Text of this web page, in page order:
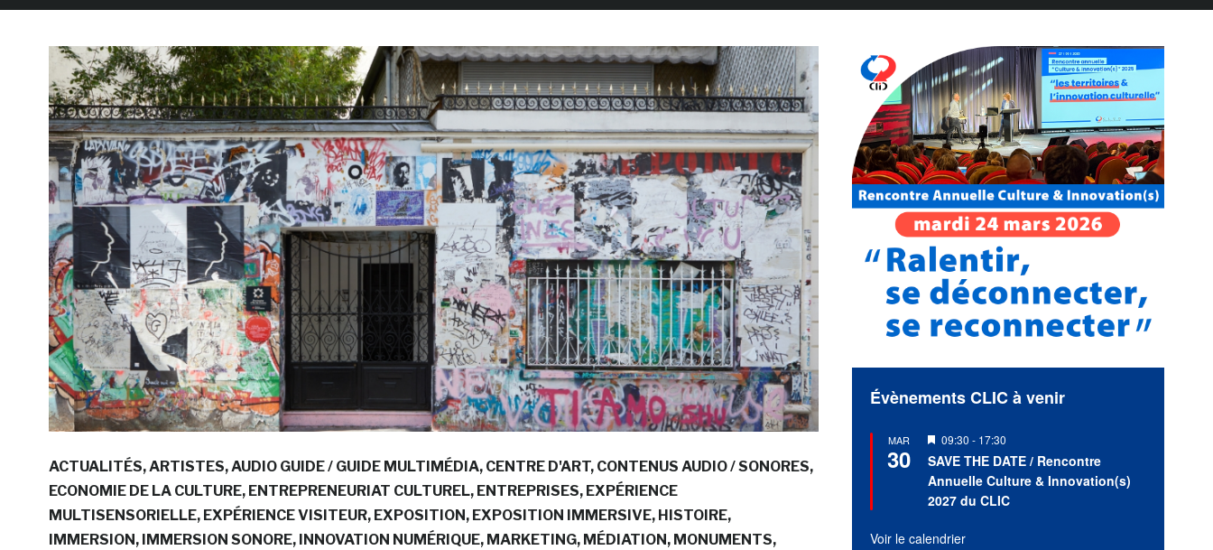
ACTUALITÉS ARTISTES AUDIO GUIDE / GUIDE MULTIMÉDIA CENTRE D'ART CONTENUS AUDIO / SONORES
ECONOMIE DE LA CULTURE ENTREPRENEURIAT CULTUREL ENTREPRISES EXPÉRIENCE
MULTISENSORIELLE EXPÉRIENCE VISITEUR EXPOSITION EXPOSITION IMMERSIVE HISTOIRE
IMMERSION IMMERSION SONORE INNOVATION NUMÉRIQUE MARKETING MÉDIATION MONUMENTS
Évènements CLIC à venir
MAR
30
Mis
en
avant
09:30 - 17:30
SAVE THE DATE / Rencontre
Annuelle Culture & Innovation(s)
2027 du CLIC
Voir le calendrier